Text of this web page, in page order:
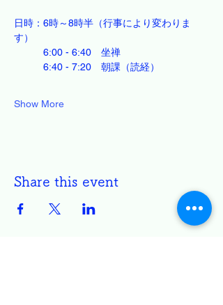
日時：6時～8時半（行事により変わりま
す）
6:00 - 6:40　坐禅
6:40 - 7:20　朝課（読経）
Show More
Share this event